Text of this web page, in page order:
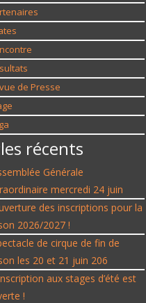
de Presse
récents
Générale
mercredi 24 juin
des inscriptions pour la
2026/2027 !
de cirque de fin de
les 20 et 21 juin 206
aux stages d’été est
!